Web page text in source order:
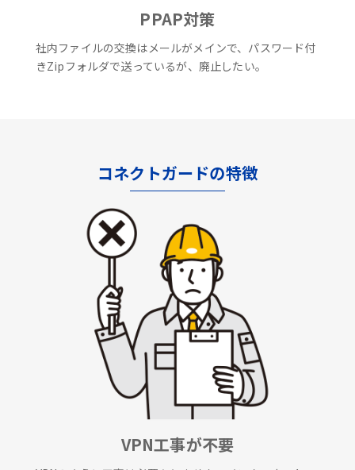
PPAP対策
社内ファイルの交換はメールがメインで、パスワード付
きZipフォルダで送っているが、廃止したい。
コネクトガードの特徴
VPN工事が不要